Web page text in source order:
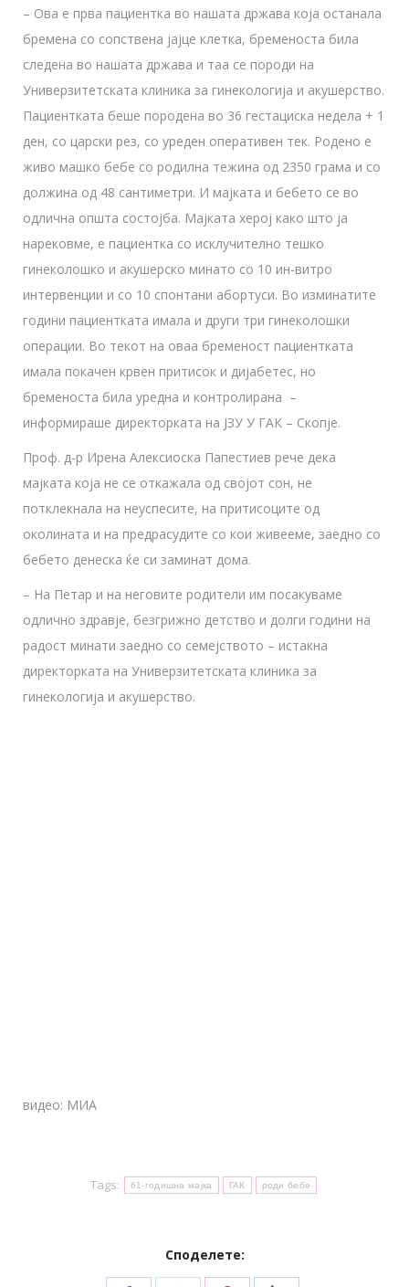
– Ова е прва пациентка во нашата држава која останала
бремена со сопствена јајце клетка, бременоста била
следена во нашата држава и таа се породи на
Универзитетската клиника за гинекологија и акушерство.
Пациентката беше породена во 36 гестациска недела + 1
ден, со царски рез, со уреден оперативен тек. Родено е
живо машко бебе со родилна тежина од 2350 грама и со
должина од 48 сантиметри. И мајката и бебето се во
одлична општа состојба. Мајката херој како што ја
нарековме, е пациентка со исклучително тешко
гинеколошко и акушерско минато со 10 ин-витро
интервенции и со 10 спонтани абортуси. Во изминатите
години пациентката имала и други три гинеколошки
операции. Во текот на оваа бременост пациентката
имала покачен крвен притисок и дијабетес, но
бременоста била уредна и контролирана –
информираше директорката на ЈЗУ У ГАК – Скопје.
Проф. д-р Ирена Алексиоска Папестиев рече дека
мајката која не се откажала од својот сон, не
потклекнала на неуспесите, на притисоците од
околината и на предрасудите со кои живееме, заедно со
бебето денеска ќе си заминат дома.
– На Петар и на неговите родители им посакуваме
одлично здравје, безгрижно детство и долги години на
радост минати заедно со семејството – истакна
директорката на Универзитетската клиника за
гинекологија и акушерство.
видео: МИА
Tags: 61-годишна мајка ГАК роди бебе
Споделете: